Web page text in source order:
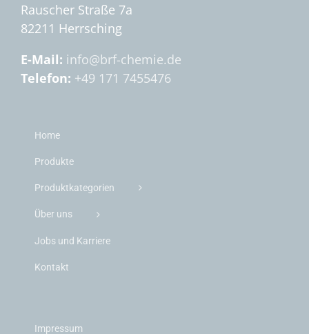
Rauscher Straße 7a
82211 Herrsching
E-Mail: info@brf-chemie.de
Telefon: +49 171 7455476
Home
Produkte
Produktkategorien
Über uns
Jobs und Karriere
Kontakt
Impressum